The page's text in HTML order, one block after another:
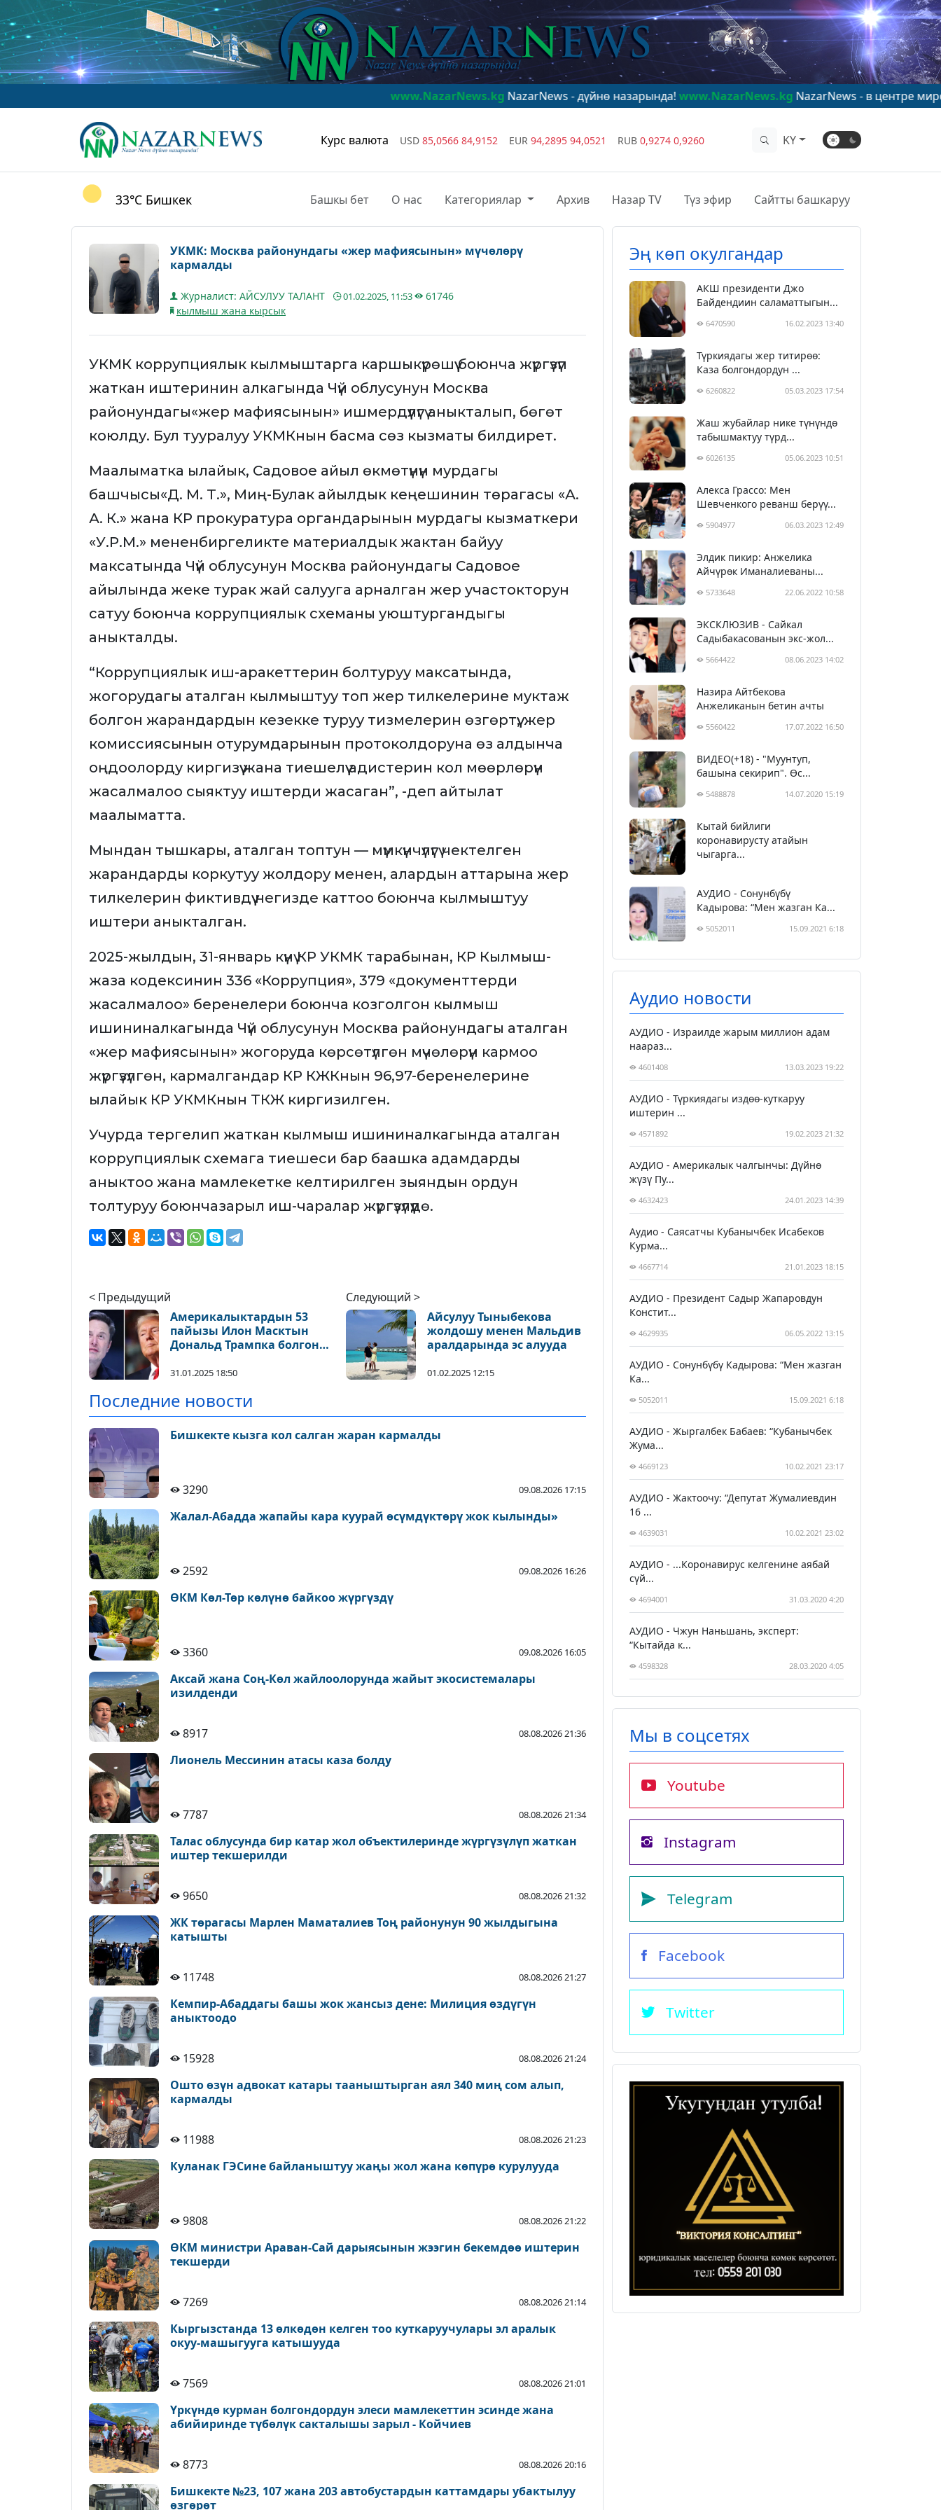
www.NazarNews.kgNazarNews - дүйнө назарында!www.NazarNews.kgNazarNews - в центре мирового
Курс валюта USD 85,0566 84,9152 EUR 94,2895 94,0521 RUB 0,9274 0,9260 KY
33°C Бишкек Башкы бет О нас Категориялар Архив Назар TV Түз эфир Сайтты башкаруу
УКМК: Москва районундагы «жер мафиясынын» мүчөлөрү
кармалды
Журналист: АЙСУЛУУ ТАЛАНТ 01.02.2025, 11:53
61746
кылмыш жана кырсык
УКМК коррупциялык кылмыштарга каршыкүрөшүү боюнча жүргүзүп
жаткан иштеринин алкагында Чүй облусунун Москва
районундагы«жер мафиясынын» ишмердүүлүгү аныкталып, бөгөт
коюлду. Бул тууралуу УКМКнын басма сөз кызматы билдирет.
Маалыматка ылайык, Садовое айыл өкмөтүнүн мурдагы
башчысы«Д. М. Т.», Миң-Булак айылдык кеңешинин төрагасы «А.
А. К.» жана КР прокуратура органдарынын мурдагы кызматкери
«У.Р.М.» мененбиргеликте материалдык жактан байуу
максатында Чүй облусунун Москва районундагы Садовое
айылында жеке турак жай салууга арналган жер участокторун
сатуу боюнча коррупциялык схеманы уюштургандыгы
аныкталды.
“Коррупциялык иш-аракеттерин болтуруу максатында,
жогорудагы аталган кылмыштуу топ жер тилкелерине муктаж
болгон жарандардын кезекке туруу тизмелерин өзгөртүү, жер
комиссиясынын отурумдарынын протоколдоруна өз алдынча
оңдоолорду киргизүү жана тиешелүү адистерин кол мөөрлөрүн
жасалмалоо сыяктуу иштерди жасаган”, -деп айтылат
маалыматта.
Мындан тышкары, аталган топтун — мүмкүнчүлүгү чектелген
жарандарды коркутуу жолдору менен, алардын аттарына жер
тилкелерин фиктивдүү негизде каттоо боюнча кылмыштуу
иштери аныкталган.
2025-жылдын, 31-январь күнү КР УКМК тарабынан, КР Кылмыш-
жаза кодексинин 336 «Коррупция», 379 «документтерди
жасалмалоо» беренелери боюнча козголгон кылмыш
ишининалкагында Чүй облусунун Москва районундагы аталган
«жер мафиясынын» жогоруда көрсөтүлгөн мүчөлөрүн кармоо
жүргүзүлгөн, кармалгандар КР КЖКнын 96,97-беренелерине
ылайык КР УКМКнын ТКЖ киргизилген.
Учурда тергелип жаткан кылмыш ишининалкагында аталган
коррупциялык схемага тиешеси бар баашка адамдарды
аныктоо жана мамлекетке келтирилген зыяндын ордун
толтуруу боюнчазарыл иш-чаралар жүргүзүлүүдө.
< Предыдущий
Америкалыктардын 53
пайызы Илон Масктын
Дональд Трампка болгон
31.01.2025 18:50
Следующий >
Айсулуу Тыныбекова
жолдошу менен Мальдив
аралдарында эс алууда
01.02.2025 12:15
Последние новости
Бишкекте кызга кол салган жаран кармалды
3290 09.08.2026 17:15
Жалал-Абадда жапайы кара куурай өсүмдүктөрү жок кылынды»
2592 09.08.2026 16:26
ӨКМ Көл-Төр көлүнө байкоо жүргүздү
3360 09.08.2026 16:05
Аксай жана Соң-Көл жайлоолорунда жайыт экосистемалары
изилденди
8917 08.08.2026 21:36
Лионель Мессинин атасы каза болду
7787 08.08.2026 21:34
Талас облусунда бир катар жол объектилеринде жүргүзүлүп жаткан
иштер текшерилди
9650 08.08.2026 21:32
ЖК төрагасы Марлен Маматалиев Тоң районунун 90 жылдыгына
катышты
11748 08.08.2026 21:27
Кемпир-Абаддагы башы жок жансыз дене: Милиция өздүгүн
аныктоодо
15928 08.08.2026 21:24
Ошто өзүн адвокат катары тааныштырган аял 340 миң сом алып,
кармалды
11988 08.08.2026 21:23
Куланак ГЭСине байланыштуу жаңы жол жана көпүрө курулууда
9808 08.08.2026 21:22
ӨКМ министри Араван-Сай дарыясынын жээгин бекемдөө иштерин
текшерди
7269 08.08.2026 21:14
Кыргызстанда 13 өлкөдөн келген тоо куткаруучулары эл аралык
окуу-машыгууга катышууда
7569 08.08.2026 21:01
Үркүндө курман болгондордун элеси мамлекеттин эсинде жана
абийиринде түбөлүк сакталышы зарыл - Койчиев
8773 08.08.2026 20:16
Бишкекте №23, 107 жана 203 автобустардын каттамдары убактылуу
өзгөрөт
Эң көп окулгандар
АКШ президенти Джо
Байдендиин саламаттыгын...
6470590 16.02.2023 13:40
Түркиядагы жер титирөө:
Каза болгондордун ...
6260822 05.03.2023 17:54
Жаш жубайлар нике түнүндө
табышмактуу түрд...
6026135 05.06.2023 10:51
Алекса Грассо: Мен
Шевченкого реванш берүү...
5904977 06.03.2023 12:49
Элдик пикир: Анжелика
Айчүрөк Иманалиеваны...
5733648 22.06.2022 10:58
ЭКСКЛЮЗИВ - Сайкал
Садыбакасованын экс-жол...
5664422 08.06.2023 14:02
Назира Айтбекова
Анжеликанын бетин ачты
5560422 17.07.2022 16:50
ВИДЕО(+18) - "Муунтуп,
башына секирип". Өс...
5488878 14.07.2020 15:19
Кытай бийлиги
коронавирусту атайын
чыгарга...
АУДИО - Сонунбүбү
Кадырова: “Мен жазган Ка...
5052011 15.09.2021 6:18
Аудио новости
АУДИО - Израилде жарым миллион адам
наараз...
4601408 13.03.2023 19:22
АУДИО - Түркиядагы издөө-куткаруу
иштерин ...
4571892 19.02.2023 21:32
АУДИО - Америкалык чалгынчы: Дүйнө
жүзү Пу...
4632423 24.01.2023 14:39
Аудио - Саясатчы Кубанычбек Исабеков
Курма...
4667714 21.01.2023 18:15
АУДИО - Президент Садыр Жапаровдун
Констит...
4629935 06.05.2022 13:15
АУДИО - Сонунбүбү Кадырова: “Мен жазган
Ка...
5052011 15.09.2021 6:18
АУДИО - Жыргалбек Бабаев: “Кубанычбек
Жума...
4669123 10.02.2021 23:17
АУДИО - Жактоочу: “Депутат Жумалиевдин
16 ...
4639031 10.02.2021 23:02
АУДИО - ...Коронавирус келгенине аябай
сүй...
4694001 31.03.2020 4:20
АУДИО - Чжун Наньшань, эксперт:
“Кытайда к...
4598328 28.03.2020 4:05
Мы в соцсетях
Youtube
Instagram
Telegram
Facebook
Twitter